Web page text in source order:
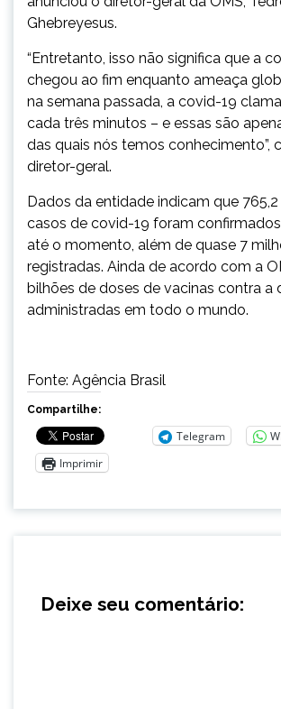
Ghebreyesus.
“Entretanto, isso não significa que a
chegou ao fim enquanto ameaça
na semana passada, a covid-19
cada três minutos – e essas são
das quais nós temos conhecimento”,
diretor-geral.
Dados da entidade indicam que
casos de covid-19 foram
até o momento, além de quase 7
registradas. Ainda de acordo com a
bilhões de doses de vacinas contra a
administradas em todo o mundo.
Fonte: Agência Brasil
Compartilhe:
Telegram
Imprimir
Deixe seu comentário: